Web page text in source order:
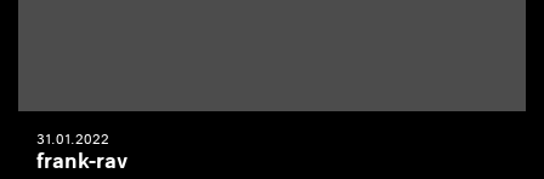
31.01.2022
frank-rav